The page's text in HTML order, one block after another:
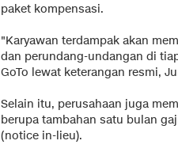
paket kompensasi.
"Karyawan terdampak akan
dan perundang-undangan di
GoTo lewat keterangan resmi,
Selain itu, perusahaan juga
berupa tambahan satu bulan
(notice in-lieu).